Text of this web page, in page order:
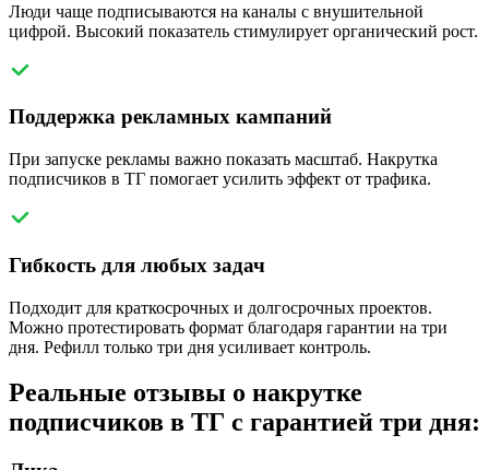
Люди чаще подписываются на каналы с внушительной
цифрой. Высокий показатель стимулирует органический рост.
Поддержка рекламных кампаний
При запуске рекламы важно показать масштаб. Накрутка
подписчиков в ТГ помогает усилить эффект от трафика.
Гибкость для любых задач
Подходит для краткосрочных и долгосрочных проектов.
Можно протестировать формат благодаря гарантии на три
дня. Рефилл только три дня усиливает контроль.
Реальные отзывы о накрутке
подписчиков в ТГ с гарантией три дня: